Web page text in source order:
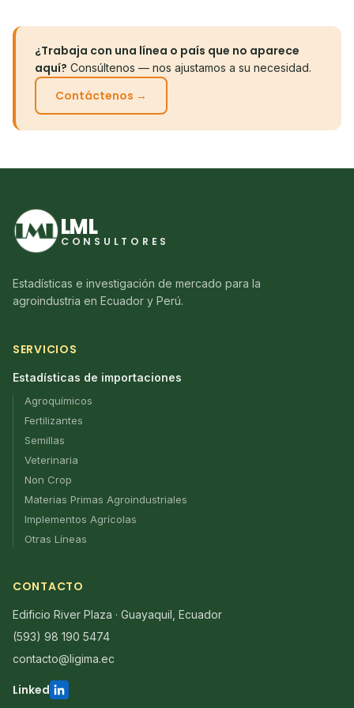
¿Trabaja con una línea o país que no aparece
aquí? Consúltenos — nos ajustamos a su necesidad.
Contáctenos →
LML
CONSULTORES
Estadísticas e investigación de mercado para la
agroindustria en Ecuador y Perú.
SERVICIOS
Estadísticas de importaciones
Agroquímicos
Fertilizantes
Semillas
Veterinaria
Non Crop
Materias Primas Agroindustriales
Implementos Agrícolas
Otras Líneas
CONTACTO
Edificio River Plaza · Guayaquil, Ecuador
(593) 98 190 5474
contacto@ligima.ec
Linked